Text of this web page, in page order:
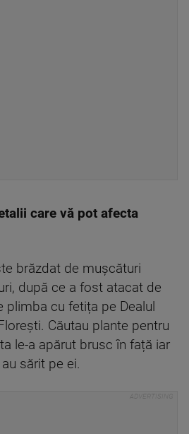
care vă pot afecta
brăzdat de mușcături
după ce a fost atacat de
plimba cu fetița pe Dealul
Căutau plante pentru
le-a apărut brusc în față iar
sărit pe ei.